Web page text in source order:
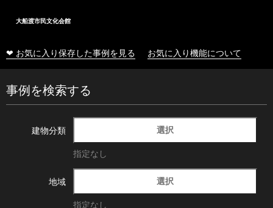
大船渡市民文化会館
❤ お気に入り保存した事例を見る お気に入り機能について
事例を検索する
建物分類 選択
指定なし
地域 選択
指定なし